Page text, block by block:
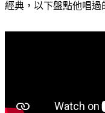
經典，以下盤點他唱過